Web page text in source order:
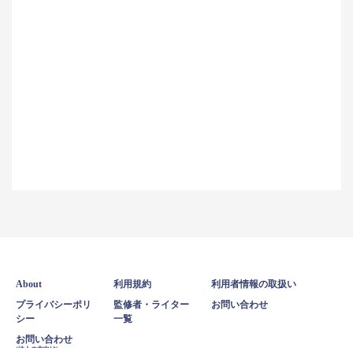
About 利用規約 利用者情報の取扱い
プライバシーポリ
シー
監修者・ライター
一覧
お問い合わせ
お問い合わせ